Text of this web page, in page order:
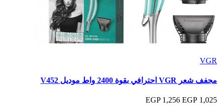
VGR
مجفف شعر VGR احترافي بقوة 2400 واط موديل V452
1,025 EGP
1,256 EGP